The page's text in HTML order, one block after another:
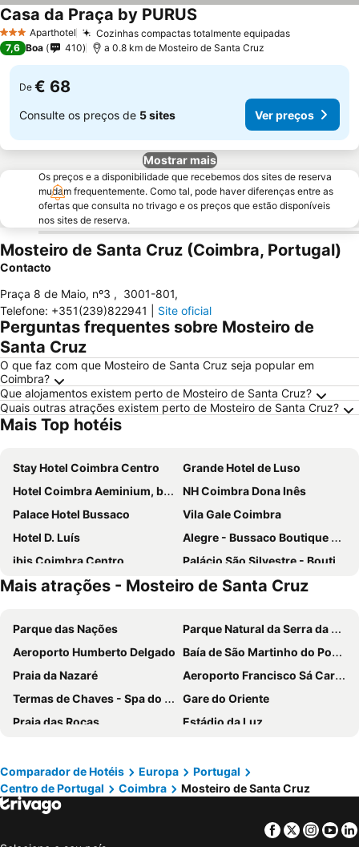
3 EstrelasAparthotel Cozinhas compactas totalmente equipadasVer preços
Casa da Praça by PURUS
7,6 Boa 410 a 0.8 km de Mosteiro de Santa Cruz
De € 68
Consulte os preços de 5 sites Ver preços
Mostrar mais
Os preços e a disponibilidade que recebemos dos sites de reserva
mudam frequentemente. Como tal, pode haver diferenças entre as
ofertas que consulta no trivago e os preços que estão disponíveis
nos sites de reserva.
Mosteiro de Santa Cruz (Coimbra, Portugal)
Contacto
Praça 8 de Maio, nº3 , 3001-801,
Telefone: +351(239)822941 Site oficial
Perguntas frequentes sobre Mosteiro de
Santa Cruz
O que faz com que Mosteiro de Santa Cruz seja popular em
Coimbra?
Que alojamentos existem perto de Mosteiro de Santa Cruz?
Quais outras atrações existem perto de Mosteiro de Santa Cruz?
Mais Top hotéis
Stay Hotel Coimbra Centro
Grande Hotel de Luso
Hotel Coimbra Aeminium, by Meliá
NH Coimbra Dona Inês
Palace Hotel Bussaco
Vila Gale Coimbra
Hotel D. Luís
Alegre - Bussaco Boutique Hotel
ibis Coimbra Centro
Palácio São Silvestre - Boutique Hotel
Palácio da Lousã Boutique Hotel
Marialva Park
Hotel Quinta do Viso
Hotel Eden
Quinta Das Lagrimas
Conimbriga Hotel do Paço
Hotel Astoria
Hotel Oslo Coimbra
Hotel Ibn-Arrik
Residencial Martinho
Vinyl M Hotel - Adults Only
Hotel Mondego
Hotel Bem Estar
Internacional
Hotel Botanico de Coimbra
Burguezia do Leitão
Riversuites
Celas Dream Studio
Mais atrações - Mosteiro de Santa Cruz
Parque das Nações
Parque Natural da Serra da Estrela
Aeroporto Humberto Delgado Baía de São Martinho do Porto
Praia da Nazaré
Aeroporto Francisco Sá Carneiro
Termas de Chaves - Spa do Imperador
Gare do Oriente
Praia das Rocas
Estádio da Luz
Portinho da Arrábida
Pedras Salgadas
Pena Aventura Park
Da Barra
Praia de Buarcos
Comparador de Hotéis Europa
Portugal
Centro de Portugal
Coimbra Mosteiro de Santa Cruz
Facebook
Twitter